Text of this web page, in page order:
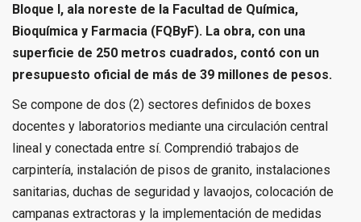
Bloque I, ala noreste de la Facultad de Química,
Bioquímica y Farmacia (FQByF). La obra, con una
superficie de 250 metros cuadrados, contó con un
presupuesto oficial de más de 39 millones de pesos.
Se compone de dos (2) sectores definidos de boxes
docentes y laboratorios mediante una circulación central
lineal y conectada entre sí. Comprendió trabajos de
carpintería, instalación de pisos de granito, instalaciones
sanitarias, duchas de seguridad y lavaojos, colocación de
campanas extractoras y la implementación de medidas